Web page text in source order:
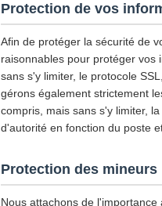
Protection de vos
Afin de protéger la sécurité de
raisonnables pour protéger vos
sans s'y limiter, le protocole
gérons également strictement
compris, mais sans s'y limiter,
d'autorité en fonction du poste
Protection des mineurs
Nous attachons de